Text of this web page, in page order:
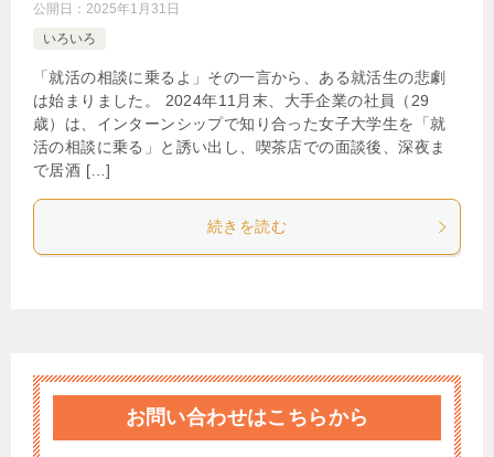
公開日： 2025年1月31日
いろいろ
「就活の相談に乗るよ」その一言から、ある就活生の悲劇
は始まりました。 2024年11月末、大手企業の社員（29
歳）は、インターンシップで知り合った女子大学生を「就
活の相談に乗る」と誘い出し、喫茶店での面談後、深夜ま
で居酒 […]
続きを読む
お問い合わせはこちらから